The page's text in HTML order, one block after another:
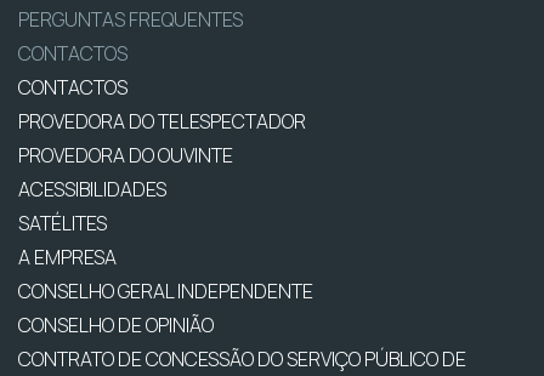
PERGUNTAS FREQUENTES
CONTACTOS
CONTACTOS
PROVEDORA DO TELESPECTADOR
PROVEDORA DO OUVINTE
ACESSIBILIDADES
SATÉLITES
A EMPRESA
CONSELHO GERAL INDEPENDENTE
CONSELHO DE OPINIÃO
CONTRATO DE CONCESSÃO DO SERVIÇO PÚBLICO DE